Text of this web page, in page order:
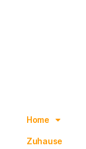
Navigation
Home
Zuhause